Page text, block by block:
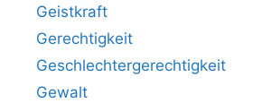
Geistkraft
Gerechtigkeit
Geschlechtergerechtigkeit
Gewalt